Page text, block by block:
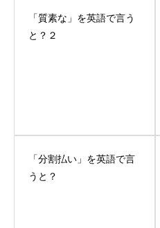
「質素な」を英語で言う
と？２
「分割払い」を英語で言
うと？